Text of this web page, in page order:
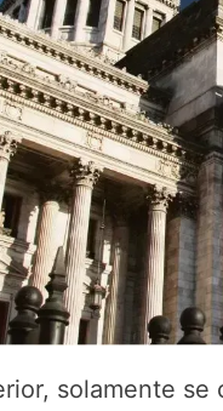
solamente